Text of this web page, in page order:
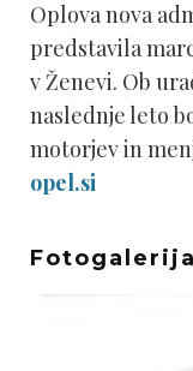
Oplova nova
predstavila
v Ženevi. Ob
naslednje leto
motorjev in
opel.si
Fotogalerija